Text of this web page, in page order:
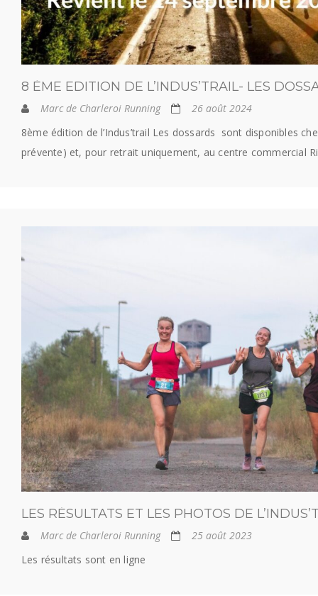
8 ÈME EDITION DE L’INDUS’TRAIL- LES
Marc de Charleroi Running
26 août 2024
8ème édition de l’Indus’trail Les dossards sont disponibles
prévente) et, pour retrait uniquement, au centre commercial
LES RÉSULTATS ET LES PHOTOS DE
Marc de Charleroi Running
25 août 2023
Les résultats sont en ligne